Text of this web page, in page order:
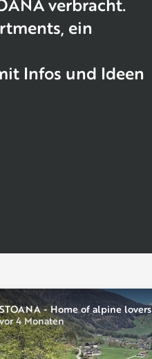
ein
Infos und Ideen
STOANA - Home of alpine lovers
vor 4 Monaten